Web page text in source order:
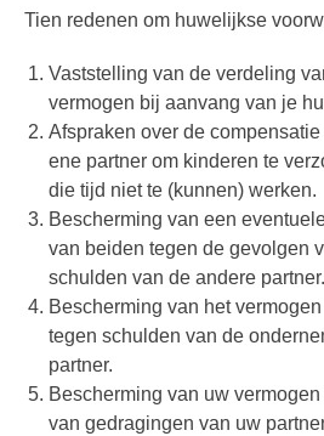
Tien redenen om huwelijkse
Vaststelling van de verdeling
vermogen bij aanvang van je
Afspraken over de
ene partner om kinderen te
die tijd niet te (kunnen) werken.
Bescherming van een
van beiden tegen de gevolgen
schulden van de andere partner.
Bescherming van het
tegen schulden van de
partner.
Bescherming van uw
van gedragingen van uw